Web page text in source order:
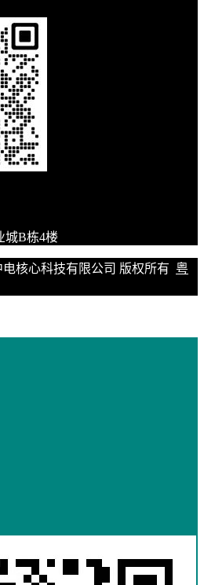
城B栋4楼
核心科技有限公司 版权所有 粤